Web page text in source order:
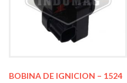
BOBINA DE IGNICION – 1524